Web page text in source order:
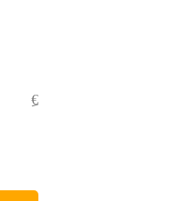
€ 29,10